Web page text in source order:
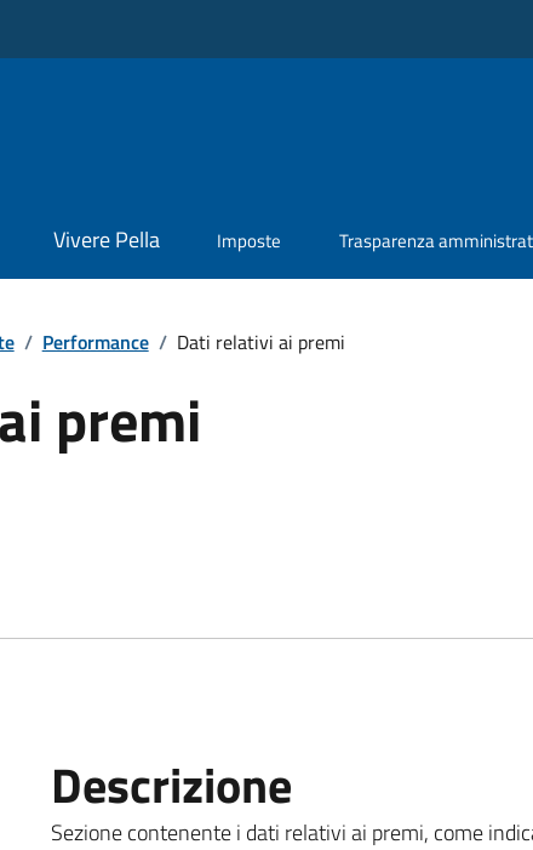
Vivere Pella Imposte Trasparenza
/ Performance / Dati relativi ai premi
premi
Descrizione
Sezione contenente i dati relativi ai premi, come